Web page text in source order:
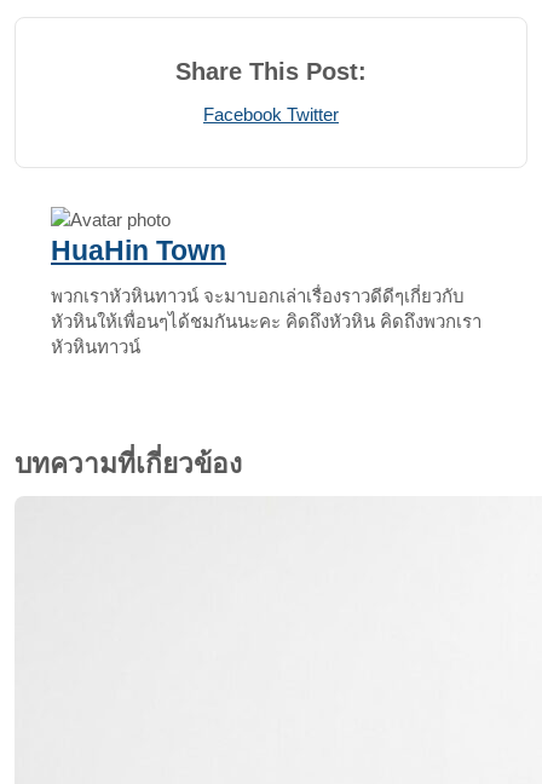
Share This Post:
Facebook TwitterPrint
Share
Email
HuaHin Town
พวกเราหัวหินทาวน์ จะมาบอกเล่าเรื่องราวดีดีๆเกี่ยวกับ
หัวหินให้เพื่อนๆได้ชมกันนะคะ คิดถึงหัวหิน คิดถึงพวกเรา
หัวหินทาวน์
บทความที่เกี่ยวข้อง